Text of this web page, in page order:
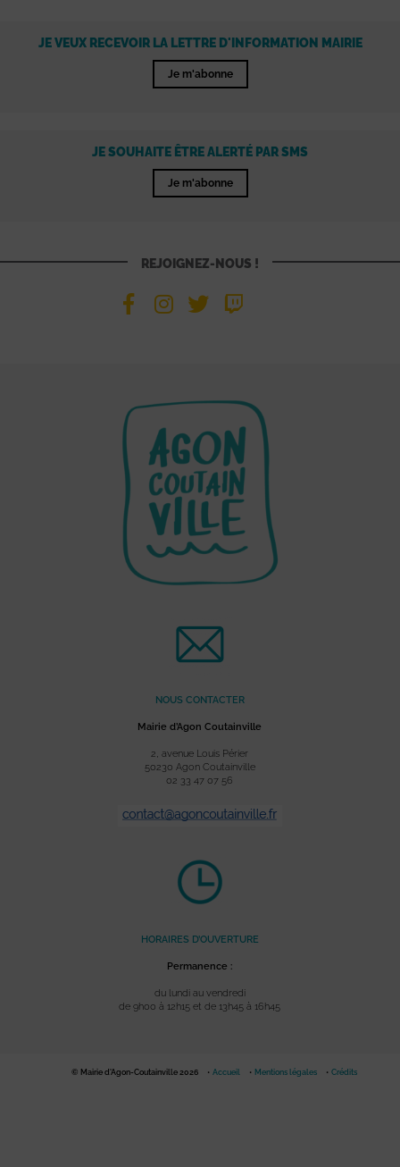
JE VEUX RECEVOIR LA LETTRE D'INFORMATION MAIRIE
Je m'abonne
JE SOUHAITE ÊTRE ALERTÉ PAR SMS
Je m'abonne
REJOIGNEZ-NOUS !
NOUS CONTACTER
Mairie d’Agon Coutainville
2, avenue Louis Périer
50230 Agon Coutainville
02 33 47 07 56
HORAIRES D’OUVERTURE
Permanence :
du lundi au vendredi
de 9h00 à 12h15 et de 13h45 à 16h45
© Mairie d'Agon-Coutainville 2026 Accueil Mentions légales Crédits